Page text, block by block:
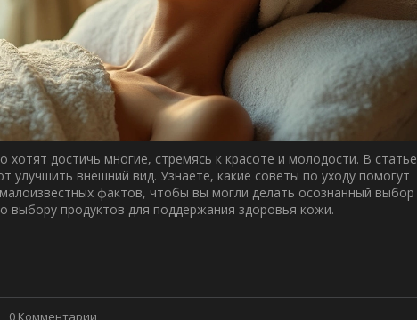
достичь многие, стремясь к красоте и молодости. В статье
улучшить внешний вид. Узнаете, какие советы по уходу помогут
фактов, чтобы вы могли делать осознанный выбор
выбору продуктов для поддержания здоровья кожи.